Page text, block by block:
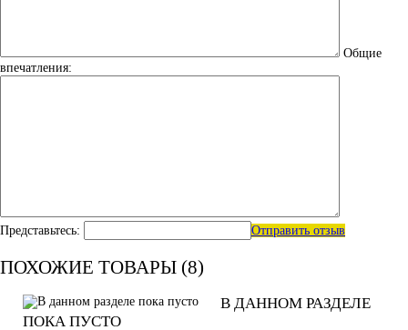
Общие
впечатления:
Представьтесь: Отправить отзыв
ПОХОЖИЕ ТОВАРЫ (8)
В ДАННОМ РАЗДЕЛЕ
ПОКА ПУСТО